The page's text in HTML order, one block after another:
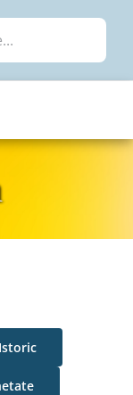
Istoric